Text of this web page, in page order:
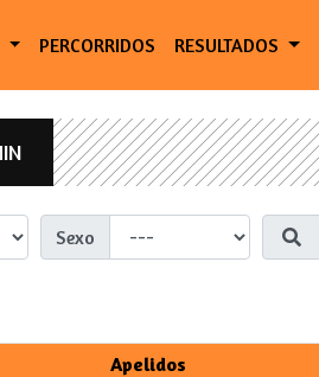
PERCORRIDOS RESULTADOS
Sexo
Apelidos